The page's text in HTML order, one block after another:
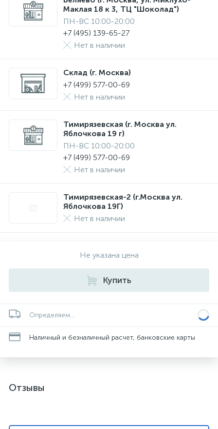
Маклая 18 к 3, ТЦ "Шоколад")
ПН-ВС 10:00-20:00
+7 (495) 139-65-27
Нет в наличии
Склад (г. Москва)
+7 (499) 577-00-69
Нет в наличии
Тимирязевская (г. Москва ул.
Яблочкова 19 г)
ПН-ВС 10:00-20:00
+7 (499) 577-00-69
Нет в наличии
Тимирязевская-2 (г.Москва ул.
Яблочкова 19Г)
Нет в наличии
Не указана цена
Купить
Определяем...
Наличный и безналичный расчет, банковские карты
Отзывы